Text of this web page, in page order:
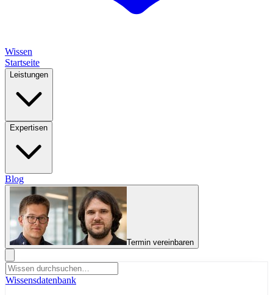
Wissen
Startseite
Leistungen
Expertisen
Blog
Termin vereinbaren
Wissensdatenbank